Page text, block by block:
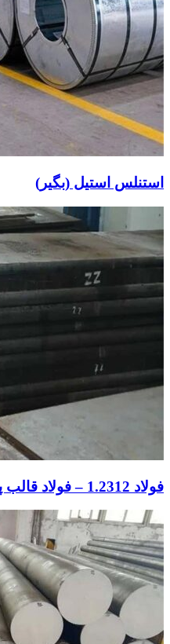
استنلس استیل (بگیر)
فولاد 1.2312 – فولاد قالب پلاستیک